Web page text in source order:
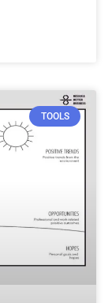
TOOLS